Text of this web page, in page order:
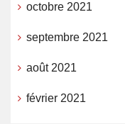
octobre 2021
septembre 2021
août 2021
février 2021